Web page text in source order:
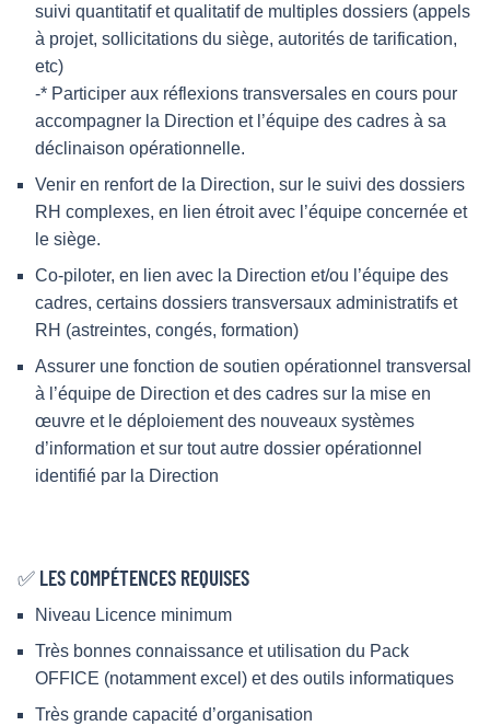
suivi quantitatif et qualitatif de multiples dossiers (appels
à projet, sollicitations du siège, autorités de tarification,
etc)
-* Participer aux réflexions transversales en cours pour
accompagner la Direction et l’équipe des cadres à sa
déclinaison opérationnelle.
Venir en renfort de la Direction, sur le suivi des dossiers
RH complexes, en lien étroit avec l’équipe concernée et
le siège.
Co-piloter, en lien avec la Direction et/ou l’équipe des
cadres, certains dossiers transversaux administratifs et
RH (astreintes, congés, formation)
Assurer une fonction de soutien opérationnel transversal
à l’équipe de Direction et des cadres sur la mise en
œuvre et le déploiement des nouveaux systèmes
d’information et sur tout autre dossier opérationnel
identifié par la Direction
✅ LES COMPÉTENCES REQUISES
Niveau Licence minimum
Très bonnes connaissance et utilisation du Pack
OFFICE (notamment excel) et des outils informatiques
Très grande capacité d’organisation